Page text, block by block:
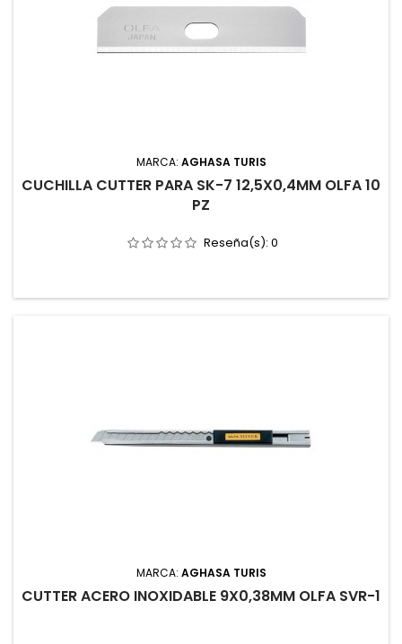
MARCA: AGHASA TURIS
CUCHILLA CUTTER PARA SK-7 12,5X0,4MM OLFA 10
PZ
Reseña(s): 0
MARCA: AGHASA TURIS
CUTTER ACERO INOXIDABLE 9X0,38MM OLFA SVR-1